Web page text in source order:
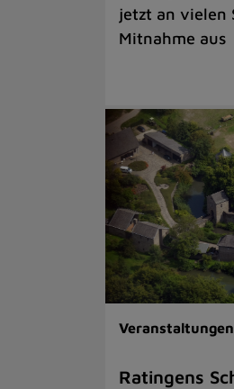
jetzt an vielen
Mitnahme aus
Ratingens